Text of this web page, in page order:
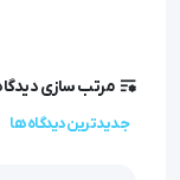
و بخار آب را
مرتب سازی
جدیدترین دیدگاه ها